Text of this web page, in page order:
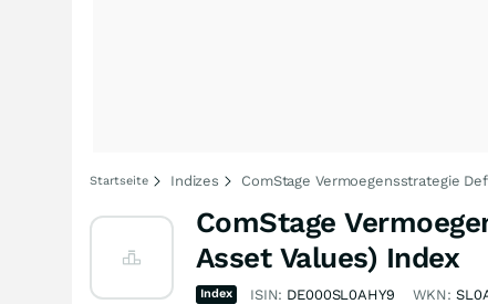
Startseite Indizes ComStage Vermoegensstrategie
ComStage
Asset Values) Index
Index ISIN: DE000SL0AHY9 WKN: